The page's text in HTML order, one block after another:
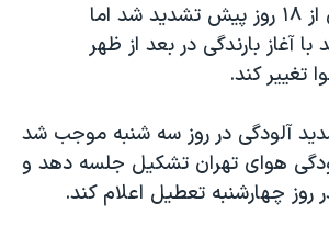
آمریکا «سی‌پک»
آلودگی هوای تهران از ۱۸ روز پیش تشدید شد اما
با آغاز بارندگی در بعد از ظهر
تغییر کند.
آلودگی در روز سه شنبه موجب شد
هوای تهران تشکیل جلسه دهد و
روز چهارشنبه تعطیل اعلام کند.